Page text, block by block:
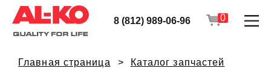
8 (812) 989-06-96 0
Главная страница
Каталог запчастей